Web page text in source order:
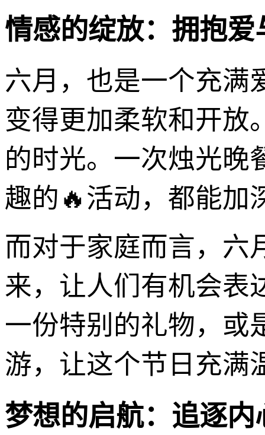
情感的绽放：拥抱爱
六月，也是一个充满
变得更加柔软和开放
的时光。一次烛光晚
趣的🔥活动，都能加
而对于家庭而言，六
来，让人们有机会表
一份特别的礼物，或
游，让这个节日充满
梦想的启航：追逐内